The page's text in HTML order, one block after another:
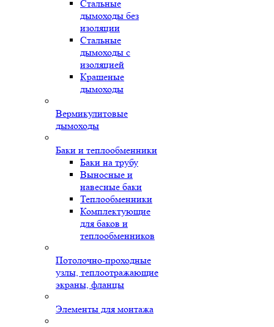
Стальные
дымоходы без
изоляции
Стальные
дымоходы с
изоляцией
Крашеные
дымоходы
Вермикулитовые
дымоходы
Баки и теплообменники
Баки на трубу
Выносные и
навесные баки
Теплообменники
Комплектующие
для баков и
теплообменников
Потолочно-проходные
узлы, теплоотражающие
экраны, фланцы
Элементы для монтажа